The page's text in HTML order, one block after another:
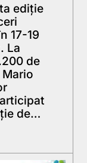
ediție
17-19
La
de
de…